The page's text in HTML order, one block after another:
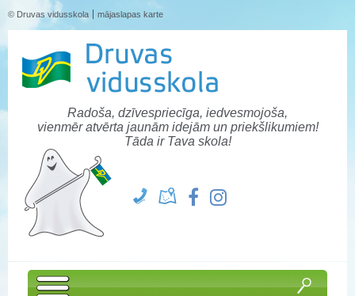
© Druvas vidusskola mājaslapas karte
Radoša, dzīvespriecīga, iedvesmojoša,
vienmēr atvērta jaunām idejām un priekšlikumiem!
Tāda ir Tava skola!